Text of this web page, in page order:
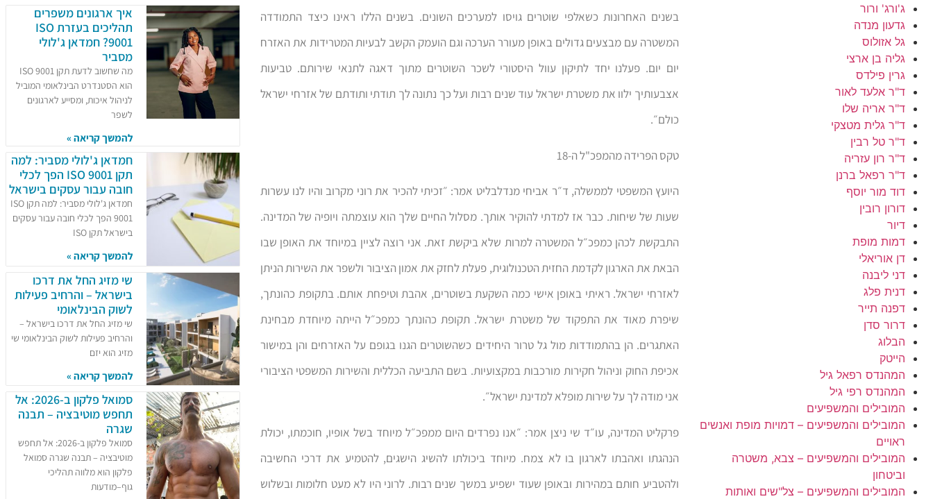
ג'ורג' ורור
גדעון מנדה
גל אזולוס
גליה בן ארצי
גרין פילדס
ד"ר אלעד לאור
ד"ר אריה שלו
ד"ר גלית מטצקי
ד"ר טל רבין
ד"ר רון עזריה
ד"ר רפאל ברנן
דוד מור יוסף
דורון רובין
דיור
דמות מופת
דן אוריאלי
דני ליבנה
דנית פלג
דפנה תייר
דרור סדן
הבלוג
הייטק
המהנדס רפאל גיל
המהנדס רפי גיל
המובילים והמשפיעים
המובילים והמשפיעים – דמויות מופת ואנשים
ראויים
המובילים והמשפיעים – צבא, משטרה
וביטחון
המובילים והמשפיעים – צל"שים ואותות
בשנים האחרונות כשאלפי שוטרים גויסו למערכים השונים. בשנים הללו ראינו כיצד התמודדה
המשטרה עם מבצעים גדולים באופן מעורר הערכה וגם הועמק הקשב לבעיות המטרידות את האזרח
יום יום. פעלנו יחד לתיקון עוול היסטורי לשכר השוטרים מתוך דאגה לתנאי שירותם. טביעות
אצבעותיך ילוו את משטרת ישראל עוד שנים רבות ועל כך נתונה לך תודתי ותודתם של אזרחי ישראל
כולם״.
טקס הפרידה מהמפכ"ל ה-18
היועץ המשפטי לממשלה, ד״ר אביחי מנדלבליט אמר: ״זכיתי להכיר את רוני מקרוב והיו לנו עשרות
שעות של שיחות. כבר אז למדתי להוקיר אותך. מסלול החיים שלך הוא עוצמתה ויופיה של המדינה.
התבקשת לכהן כמפכ״ל המשטרה למרות שלא ביקשת זאת. אני רוצה לציין במיוחד את האופן שבו
הבאת את הארגון לקדמת החזית הטכנולוגית, פעלת לחזק את אמון הציבור ולשפר את השירות הניתן
לאזרחי ישראל. ראיתי באופן אישי כמה השקעת בשוטרים, אהבת וטיפחת אותם. בתקופת כהונתך,
שיפרת מאוד את התפקוד של משטרת ישראל. תקופת כהונתך כמפכ״ל הייתה מיוחדת מבחינת
האתגרים. הן בהתמודדות מול גל טרור היחידים כשהשוטרים הגנו בגופם על האזרחים והן במישור
אכיפת החוק וניהול חקירות מורכבות במקצועיות. בשם התביעה הכללית והשירות המשפטי הציבורי
אני מודה לך על שירות מופלא למדינת ישראל״.
פרקליט המדינה, עו״ד שי ניצן אמר: ״אנו נפרדים היום ממפכ״ל מיוחד בשל אופיו, חוכמתו, יכולת
הנהגתו ואהבתו לארגון בו לא צמח. מיוחד ביכולתו להשיג הישגים, להטמיע את דרכי החשיבה
ולהטביע חותם במהירות ובאופן שעוד ישפיע במשך שנים רבות. לרוני היו לא מעט חלומות ובשלוש
איך ארגונים משפרים
תהליכים בעזרת ISO
9001? חמדאן ג'לולי
מסביר
מה שחשוב לדעת תקן ISO 9001
הוא הסטנדרט הבינלאומי המוביל
לניהול איכות, ומסייע לארגונים
לשפר
להמשך קריאה »
חמדאן ג'לולי מסביר: למה
תקן ISO 9001 הפך לכלי
חובה עבור עסקים בישראל
חמדאן ג'לולי מסביר: למה תקן ISO
9001 הפך לכלי חובה עבור עסקים
בישראל תקן ISO
להמשך קריאה »
שי מזיג החל את דרכו
בישראל – והרחיב פעילות
לשוק הבינלאומי
שי מזיג החל את דרכו בישראל –
והרחיב פעילות לשוק הבינלאומי שי
מזיג הוא יזם
להמשך קריאה »
סמואל פלקון ב-2026: אל
תחפש מוטיבציה – תבנה
שגרה
סמואל פלקון ב-2026: אל תחפש
מוטיבציה – תבנה שגרה סמואל
פלקון הוא מלווה תהליכי
גוף–מודעות